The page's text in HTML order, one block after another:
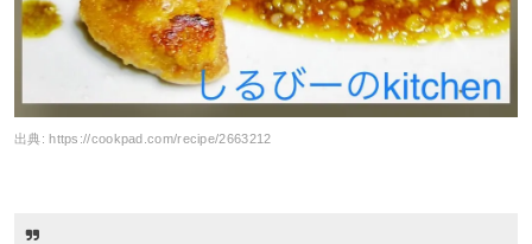
出典:https://cookpad.com/recipe/2663212